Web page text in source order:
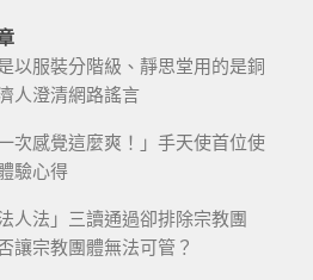
以服裝分階級、靜思堂用的是銅
人澄清網路謠言
一次感覺這麼爽！」手天使首位使
驗心得
法人法」三讀通過卻排除宗教團
讓宗教團體無法可管？